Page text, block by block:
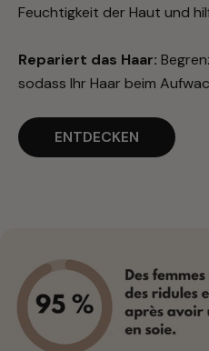
Feuchtigkeit der Haut und
Repariert das Haar:
sodass Ihr Haar beim
ENTDECKEN